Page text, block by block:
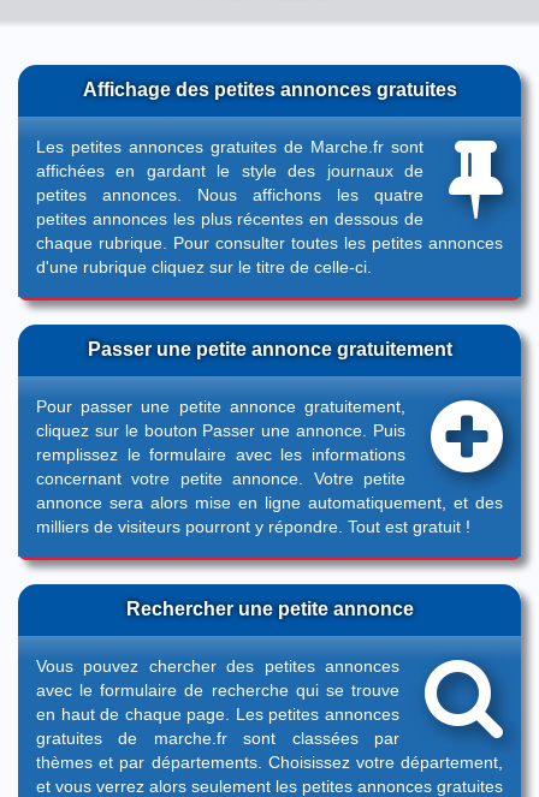
Affichage des petites annonces gratuites
Les petites annonces gratuites de Marche.fr sont
affichées en gardant le style des journaux de
petites annonces. Nous affichons les quatre
petites annonces les plus récentes en dessous de
chaque rubrique. Pour consulter toutes les petites annonces
d'une rubrique cliquez sur le titre de celle-ci.
Passer une petite annonce gratuitement
Pour passer une petite annonce gratuitement,
cliquez sur le bouton Passer une annonce . Puis
remplissez le formulaire avec les informations
concernant votre petite annonce. Votre petite
annonce sera alors mise en ligne automatiquement, et des
milliers de visiteurs pourront y répondre. Tout est gratuit !
Rechercher une petite annonce
Vous pouvez chercher des petites annonces
avec le formulaire de recherche qui se trouve
en haut de chaque page. Les petites annonces
gratuites de marche.fr sont classées par
thèmes et par départements. Choisissez votre département,
et vous verrez alors seulement les petites annonces gratuites